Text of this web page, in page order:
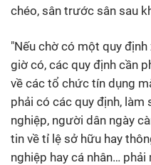
chéo, sân trước sân sau
"Nếu chờ có một quy
giờ có, các quy định cần
về các tổ chức tín dụng
phải có các quy định,
nghiệp, người dân ngày
tin về tỉ lệ sở hữu hay
nghiệp hay cá nhân… phải